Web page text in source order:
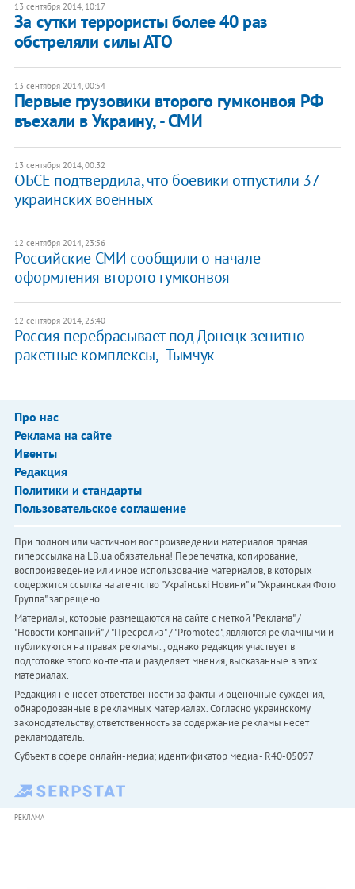
13 сентября 2014, 10:17
За сутки террористы более 40 раз
обстреляли силы АТО
13 сентября 2014, 00:54
Первые грузовики второго гумконвоя РФ
въехали в Украину, - СМИ
13 сентября 2014, 00:32
ОБСЕ подтвердила, что боевики отпустили 37
украинских военных
12 сентября 2014, 23:56
Российские СМИ сообщили о начале
оформления второго гумконвоя
12 сентября 2014, 23:40
Россия перебрасывает под Донецк зенитно-
ракетные комплексы, - Тымчук
Про нас
Реклама на сайте
Ивенты
Редакция
Политики и стандарты
Пользовательское соглашение
При полном или частичном воспроизведении материалов прямая
гиперссылка на LB.ua обязательна! Перепечатка, копирование,
воспроизведение или иное использование материалов, в которых
содержится ссылка на агентство "Українськi Новини" и "Украинская Фото
Группа" запрещено.
Материалы, которые размещаются на сайте с меткой "Реклама" /
"Новости компаний" / "Пресрелиз" / "Promoted", являются рекламными и
публикуются на правах рекламы. , однако редакция участвует в
подготовке этого контента и разделяет мнения, высказанные в этих
материалах.
Редакция не несет ответственности за факты и оценочные суждения,
обнародованные в рекламных материалах. Согласно украинскому
законодательству, ответственность за содержание рекламы несет
рекламодатель.
Субъект в сфере онлайн-медиа; идентификатор медиа - R40-05097
РЕКЛАМА